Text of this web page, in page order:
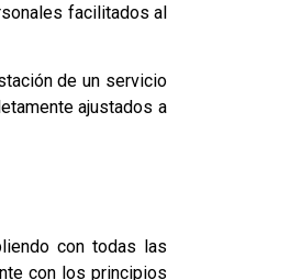
facilitados al
de un servicio
ajustados a
con todas las
con los principios